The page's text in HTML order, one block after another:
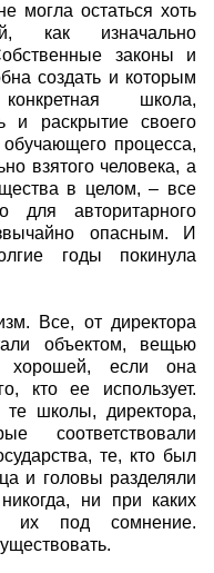
могла остаться хоть
как изначально
законы и
создать и которым
школа,
и раскрытие своего
процесса,
взятого человека, а
в целом, – все
для авторитарного
опасным. И
годы покинула
Все, от директора
объектом, вещью
хорошей, если она
кто ее использует.
школы, директора,
соответствовали
те, кто был
и головы разделяли
ни при каких
их под сомнение.